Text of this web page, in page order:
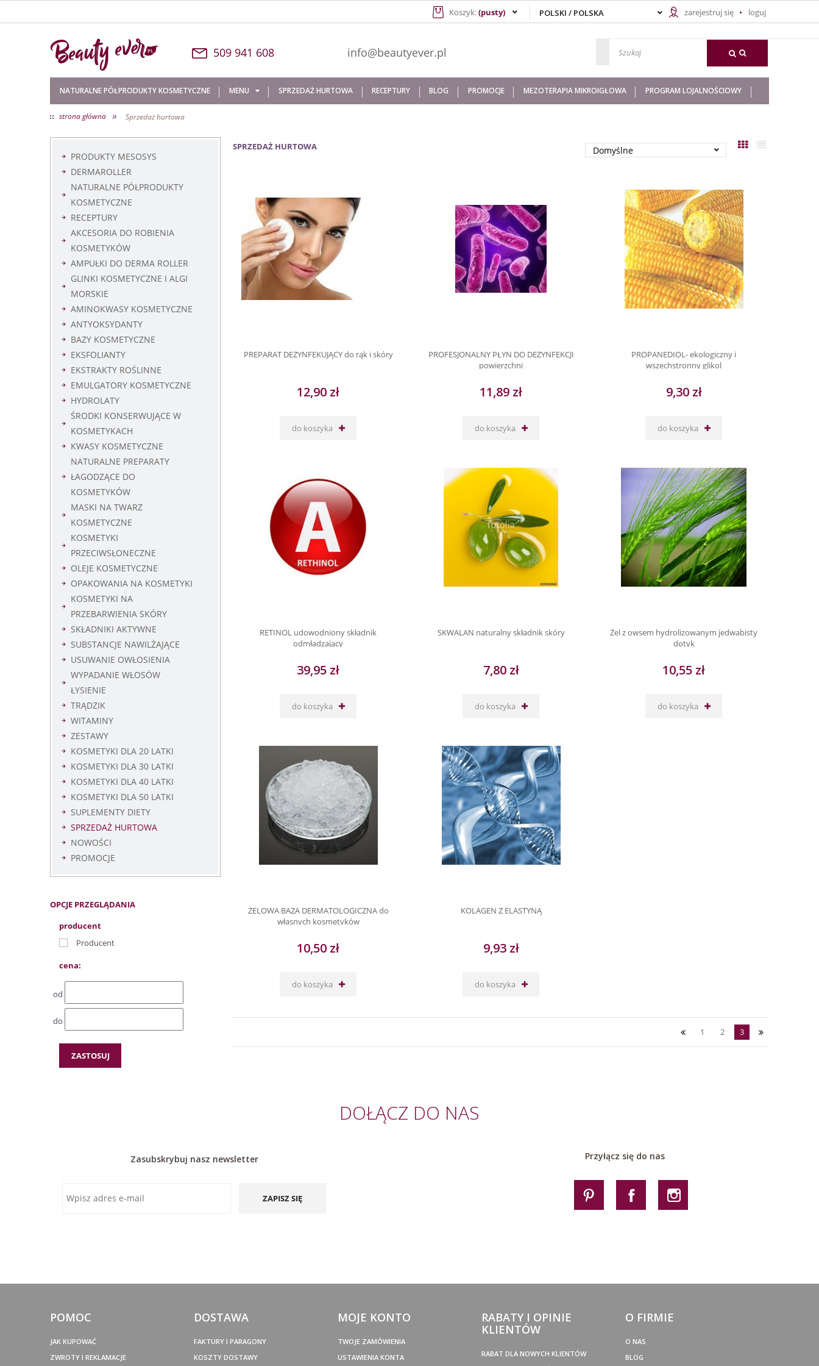
zarejestruj się loguj
Koszyk:(pusty)
509 941 608 info@beautyever.pl
NATURALNE PÓŁPRODUKTY KOSMETYCZNE MENU SPRZEDAŻ HURTOWA RECEPTURY BLOG PROMOCJE MEZOTERAPIA MIKROIGŁOWA PROGRAM LOJALNOŚCIOWY
O NAS KONTAKT
strona główna » Sprzedaż hurtowa
PRODUKTY MESOSYS
DERMAROLLER
NATURALNE PÓŁPRODUKTY
KOSMETYCZNE
RECEPTURY
AKCESORIA DO ROBIENIA
KOSMETYKÓW
AMPUŁKI DO DERMA ROLLER
GLINKI KOSMETYCZNE I ALGI
MORSKIE
AMINOKWASY KOSMETYCZNE
ANTYOKSYDANTY
BAZY KOSMETYCZNE
EKSFOLIANTY
EKSTRAKTY ROŚLINNE
EMULGATORY KOSMETYCZNE
HYDROLATY
ŚRODKI KONSERWUJĄCE W
KOSMETYKACH
KWASY KOSMETYCZNE
NATURALNE PREPARATY
ŁAGODZĄCE DO
KOSMETYKÓW
MASKI NA TWARZ
KOSMETYCZNE
KOSMETYKI
PRZECIWSŁONECZNE
OLEJE KOSMETYCZNE
OPAKOWANIA NA KOSMETYKI
KOSMETYKI NA
PRZEBARWIENIA SKÓRY
SKŁADNIKI AKTYWNE
SUBSTANCJE NAWILŻAJĄCE
USUWANIE OWŁOSIENIA
WYPADANIE WŁOSÓW
ŁYSIENIE
TRĄDZIK
WITAMINY
ZESTAWY
KOSMETYKI DLA 20 LATKI
KOSMETYKI DLA 30 LATKI
KOSMETYKI DLA 40 LATKI
KOSMETYKI DLA 50 LATKI
SUPLEMENTY DIETY
SPRZEDAŻ HURTOWA
NOWOŚCI
PROMOCJE
OPCJE PRZEGLĄDANIA
producent
Producent
cena:
od
do
ZASTOSUJ
SPRZEDAŻ HURTOWA
PREPARAT DEZYNFEKUJĄCY do rąk i skóry
12,90 zł
do koszyka
PROFESJONALNY PŁYN DO DEZYNFEKCJI
powierzchni
11,89 zł
do koszyka
PROPANEDIOL- ekologiczny i
wszechstronny glikol
9,30 zł
do koszyka
RETINOL udowodniony składnik
odmładzający
39,95 zł
do koszyka
SKWALAN naturalny składnik skóry
7,80 zł
do koszyka
Żel z owsem hydrolizowanym jedwabisty
dotyk
10,55 zł
do koszyka
ŻELOWA BAZA DERMATOLOGICZNA do
własnych kosmetyków
10,50 zł
do koszyka
KOLAGEN Z ELASTYNĄ
9,93 zł
do koszyka
1 2 3
DOŁĄCZ DO NAS
Zasubskrybuj nasz newsletter
ZAPISZ SIĘ
Przyłącz się do nas
POMOC
JAK KUPOWAĆ
ZWROTY I REKLAMACJE
DOSTAWA
FAKTURY I PARAGONY
KOSZTY DOSTAWY
MOJE KONTO
TWOJE ZAMÓWIENIA
USTAWIENIA KONTA
RABATY I OPINIE
KLIENTÓW
RABAT DLA NOWYCH KLIENTÓW
O FIRMIE
O NAS
BLOG